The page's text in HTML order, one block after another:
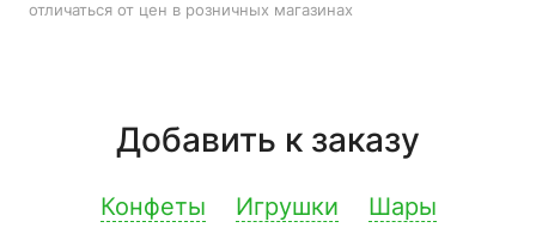
отличаться от цен в розничных магазинах
Добавить к заказу
Конфеты Игрушки Шары